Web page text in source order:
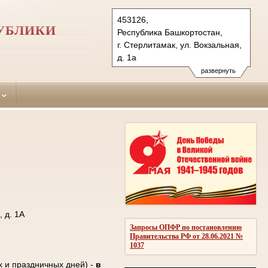
развернуть
453126,
Республика Башкортостан,
г. Стерлитамак, ул. Вокзальная,
д. 1а
Тел.: (3473) 25-21-04, 25-60-21
sterlitamaksky.bkr@sudrf.ru
Запросы ОПФР по постановлению
Правительства РФ от 28.06.2021 №
1037
д. 1А
и праздничных дней) - в